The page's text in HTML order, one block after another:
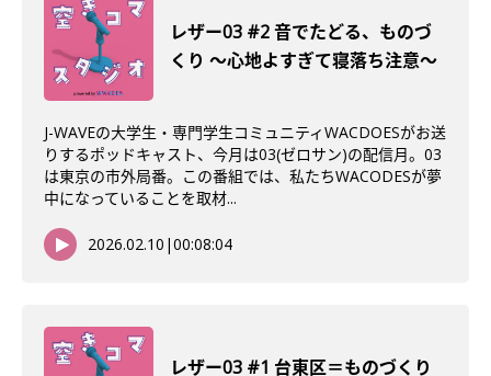
レザー03 #2 音でたどる、ものづ
くり 〜心地よすぎて寝落ち注意〜
J-WAVEの大学生・専門学生コミュニティWACDOESがお送
りするポッドキャスト、今月は03(ゼロサン)の配信月。03
は東京の市外局番。この番組では、私たちWACODESが夢
中になっていることを取材...
2026.02.10 |00:08:04
レザー03 #1 台東区＝ものづくり